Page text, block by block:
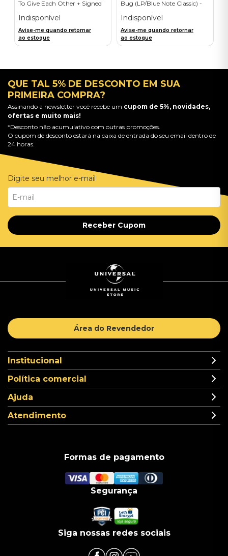
To Give Each Other + Signed
Indisponível
Avise-me quando retornar
ao estoque
Bug (LP/Blue Note Classic) -
Indisponível
Avise-me quando retornar
ao estoque
QUE TAL 5% DE DESCONTO EM SUA
PRIMEIRA COMPRA?
Assinando a newsletter você recebe um cupom de 5%, novidades,
ofertas e muito mais!
*Desconto não acumulativo com outras promoções.
O cupom de desconto estará na caixa de entrada do seu email dentro de
24 horas.
Digite seu melhor e-mail
Receber Cupom
Área do Revendedor
Institucional
Política comercial
Ajuda
Atendimento
Formas de pagamento
Segurança
Siga nossas redes sociais